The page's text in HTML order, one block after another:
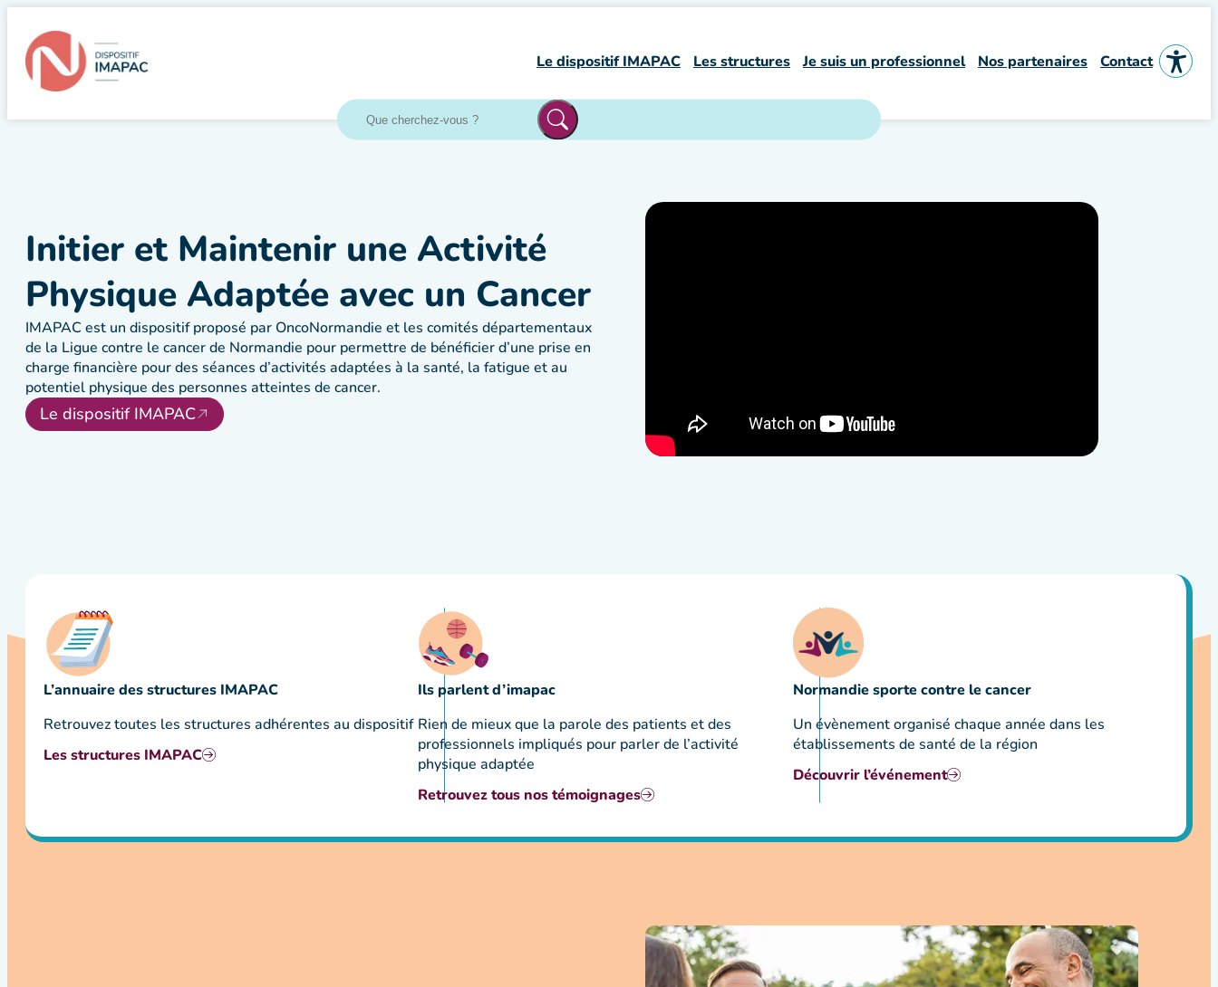
Le dispositif IMAPAC Les structures Je suis un professionnel Nos partenaires Contact
Initier et Maintenir une Activité
Physique Adaptée avec un Cancer
IMAPAC est un dispositif proposé par OncoNormandie et les comités départementaux
de la Ligue contre le cancer de Normandie pour permettre de bénéficier d’une prise en
charge financière pour des séances d’activités adaptées à la santé, la fatigue et au
potentiel physique des personnes atteintes de cancer.
Le dispositif IMAPAC
L’annuaire des structures IMAPAC
Retrouvez toutes les structures adhérentes au dispositif
Les structures IMAPAC
Ils parlent d’imapac
Rien de mieux que la parole des patients et des
professionnels impliqués pour parler de l’activité
physique adaptée
Retrouvez tous nos témoignages
Normandie sporte contre le cancer
Un évènement organisé chaque année dans les
établissements de santé de la région
Découvrir l’événement